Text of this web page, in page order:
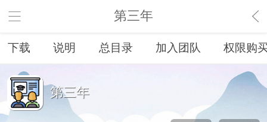
第三年
下载 说明 总目录 加入团队 权限购
第三年